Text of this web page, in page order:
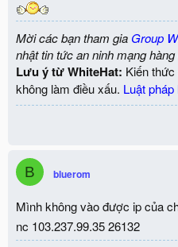
Mời các bạn tham gia Group
nhật tin tức an ninh mạng hàng
Lưu ý từ WhiteHat: Kiến
không làm điều xấu. Luật
B bluerom
Mình không vào được ip của
nc 103.237.99.35 26132